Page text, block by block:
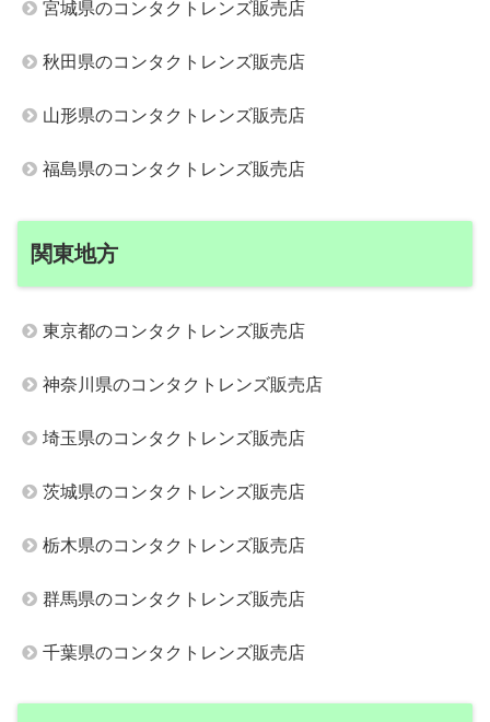
宮城県のコンタクトレンズ販売店
秋田県のコンタクトレンズ販売店
山形県のコンタクトレンズ販売店
福島県のコンタクトレンズ販売店
関東地方
東京都のコンタクトレンズ販売店
神奈川県のコンタクトレンズ販売店
埼玉県のコンタクトレンズ販売店
茨城県のコンタクトレンズ販売店
栃木県のコンタクトレンズ販売店
群馬県のコンタクトレンズ販売店
千葉県のコンタクトレンズ販売店